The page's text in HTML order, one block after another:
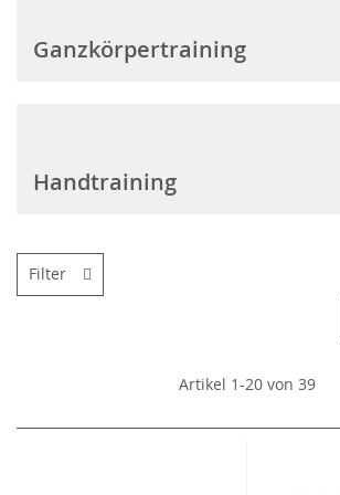
Ganzkörpertraining
Handtraining
Artikel 1-20 von 39
Filter